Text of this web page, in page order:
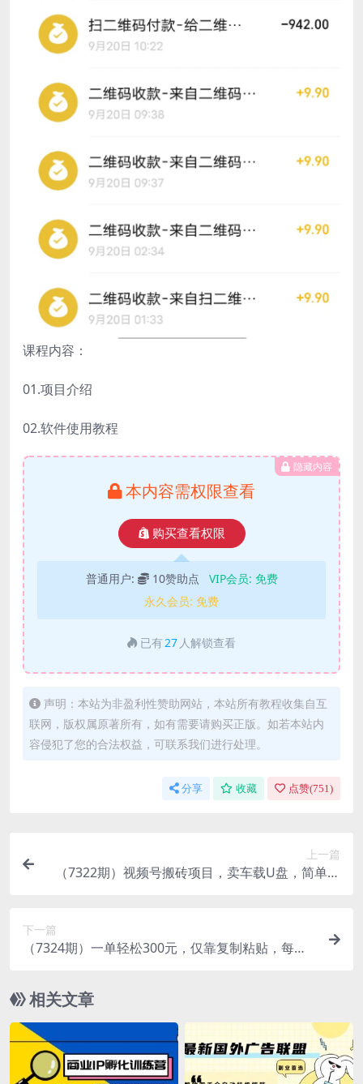
课程内容：
01.项目介绍
02.软件使用教程
隐藏内容
本内容需权限查看
购买查看权限
普通用户: 10赞助点 VIP会员: 免费
永久会员: 免费
已有27 人解锁查看
声明：本站为非盈利性赞助网站，本站所有教程收集自互
联网，版权属原著所有，如有需要请购买正版。如若本站内
容侵犯了您的合法权益，可联系我们进行处理。
分享 收藏 点赞(751)
上一篇
（7322期）视频号搬砖项目，卖车载U盘，简单轻
下一篇
（7324期）一单轻松300元，仅靠复制粘贴，每天
相关文章